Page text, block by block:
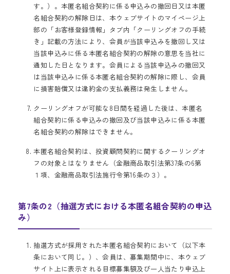
す。）。本匿名組合契約に係る申込みの撤回日又は本匿
名組合契約の解除日は、本ウェブサイトのマイページ上
部の「お客様登録情報」タブ内「クーリングオフの手続
き」記載の方法により、会員が当該申込みを撤回し又は
当該申込みに係る本匿名組合契約の解除の意思を当社に
通知した日となります。会員による当該申込みの撤回又
は当該申込みに係る本匿名組合契約の解除に際し、会員
に損害賠償又は違約金の支払義務は発生しません。
クーリングオフが可能な8日間を経過した後は、本匿名
組合契約に係る申込みの撤回及び当該申込みに係る本匿
名組合契約の解除はできません。
本匿名組合契約は、投資顧問契約に関するクーリングオ
フの対象とはなりません（金融商品取引法第37条の6第
１項、金融商品取引法施行令第16条の３）。
第7条の2（抽選方式における本匿名組合契約の申込
み）
抽選方式が採用された本匿名組合契約において（以下本
条において同じ。）、会員は、募集期間中に、本ウェブ
サイト上に表示される目標募集額及び一人当たり申込上